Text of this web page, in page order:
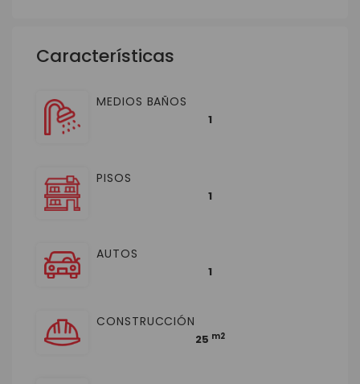
Características
MEDIOS BAÑOS
1
PISOS
1
AUTOS
1
CONSTRUCCIÓN
25 m2